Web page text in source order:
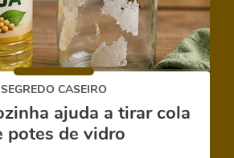
SEGREDO CASEIRO
ajuda a tirar cola
potes de vidro